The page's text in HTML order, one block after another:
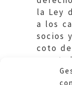
la Ley
a los
socios
coto